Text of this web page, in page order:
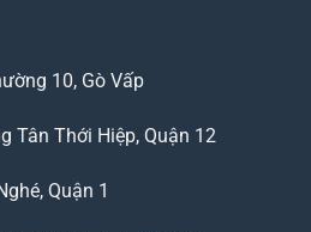
10, Gò Vấp
Tân Thới Hiệp, Quận 12
Quận 1